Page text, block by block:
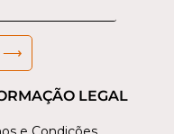
LEGAL
⟶